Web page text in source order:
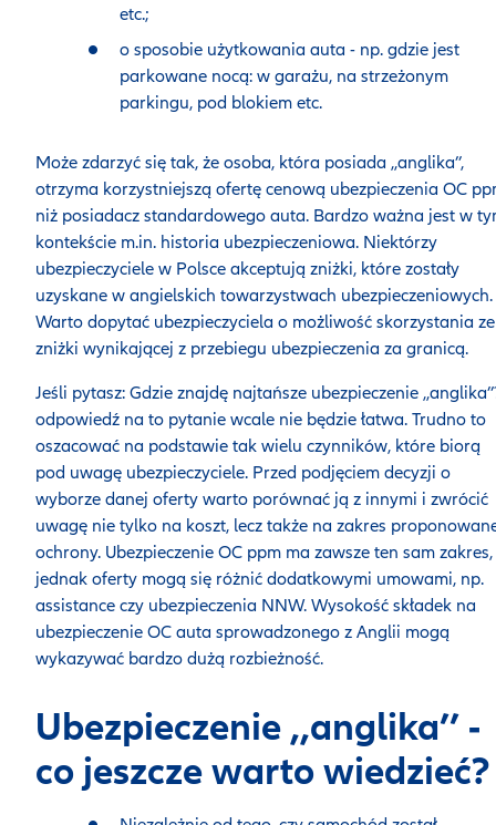
etc.;
o sposobie użytkowania auta - np. gdzie jest
parkowane nocą: w garażu, na strzeżonym
parkingu, pod blokiem etc.
Może zdarzyć się tak, że osoba, która posiada ,,anglika’’,
otrzyma korzystniejszą ofertę cenową ubezpieczenia OC
niż posiadacz standardowego auta. Bardzo ważna jest w
kontekście m.in. historia ubezpieczeniowa. Niektórzy
ubezpieczyciele w Polsce akceptują zniżki, które zostały
uzyskane w angielskich towarzystwach ubezpieczeniowych.
Warto dopytać ubezpieczyciela o możliwość skorzystania ze
zniżki wynikającej z przebiegu ubezpieczenia za granicą.
Jeśli pytasz: Gdzie znajdę najtańsze ubezpieczenie
odpowiedź na to pytanie wcale nie będzie łatwa. Trudno to
oszacować na podstawie tak wielu czynników, które biorą
pod uwagę ubezpieczyciele. Przed podjęciem decyzji o
wyborze danej oferty warto porównać ją z innymi i zwrócić
uwagę nie tylko na koszt, lecz także na zakres
ochrony. Ubezpieczenie OC ppm ma zawsze ten sam zakres,
jednak oferty mogą się różnić dodatkowymi umowami, np.
assistance czy ubezpieczenia NNW. Wysokość składek na
ubezpieczenie OC auta sprowadzonego z Anglii mogą
wykazywać bardzo dużą rozbieżność.
Ubezpieczenie ,,anglika’’ -
co jeszcze warto wiedzieć?